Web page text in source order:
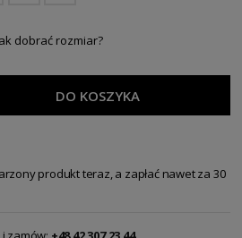
dobrać rozmiar?
DO KOSZYKA
produkt teraz, a zapłać nawet za 30